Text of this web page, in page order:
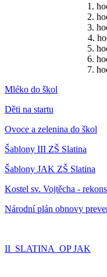
1.
2.
3.
4.
5.
6.
7.
Mléko do škol
Děti na startu
Ovoce a zelenina do škol
Šablony III ZŠ Slatina
Šablony JAK ZŠ Slatina
Kostel sv. Vojtěcha -
Národní plán obnovy
II_SLATINA_OP JAK